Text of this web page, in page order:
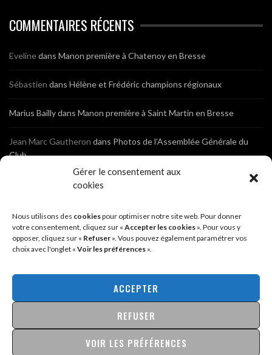
Gérer le consentement aux
cookies
Nous utilisons des cookiespour optimiser notre site web. Pour donner
votre consentement, cliquez sur « Accepter les cookies ». Pour vous y
opposer, cliquez sur « Refuser ». Vous pouvez également paramétrer vos
choix avec l'onglet « Voir les préférences ».
ACCEPTER
REFUSER
VOIR LES PRÉFÉRENCES
COMMENTAIRES RÉCENTS
Evelinedans Manon première à Chatenoy en Bresse
Sébastien dans Hélène et Frédéric champions régionaux
Marius Baillydans Manon première à Saint Martin en Bresse
Jean Marc Gautheron dans Photos de l’Assemblée Générale du
Club
Photos de l’Assemblée Générale du Club
Sébastien dans Cyclocross de Brochon (21)
Breniauxdans Cyclocross de Brochon (21)
MENTIONS LÉGALES & POLITIQUE DE CONFIDENTIALITÉ